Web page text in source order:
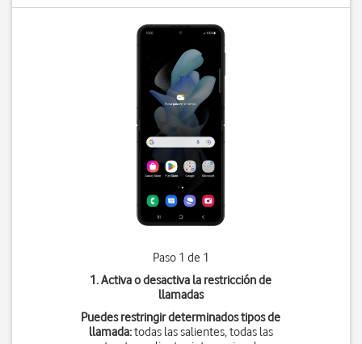
Paso 1 de 1
1. Activa o desactiva la restricción de
llamadas
Puedes restringir determinados tipos de
llamada:todas las salientes, todas las